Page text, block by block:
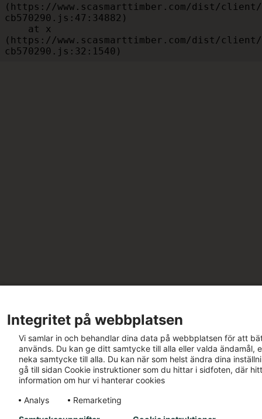
(https://www.scasmarttimber.com/dist/
cb570290.js:47:34882)
(https://www.scasmarttimber.com/dist/
cb570290.js:32:1540)
Integritet på webbplatsen
Vi samlar in och behandlar dina data på webbplatsen för att
används. Du kan ge ditt samtycke till alla eller valda ändamål,
neka samtycke till alla. Du kan när som helst ändra dina
gå till sidan Cookie instruktioner som du hittar i sidfoten, där
information om hur vi hanterar cookies
Analys
Remarketing